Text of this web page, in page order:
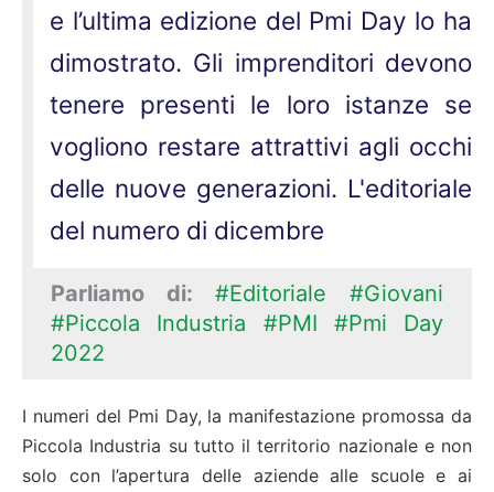
e l’ultima edizione del Pmi Day lo ha
dimostrato. Gli imprenditori devono
tenere presenti le loro istanze se
vogliono restare attrattivi agli occhi
delle nuove generazioni. L'editoriale
del numero di dicembre
Parliamo di: #Editoriale
#Giovani
#Piccola Industria
#PMI
#Pmi Day
2022
I numeri del Pmi Day, la manifestazione promossa da
Piccola Industria su tutto il territorio nazionale e non
solo con l’apertura delle aziende alle scuole e ai